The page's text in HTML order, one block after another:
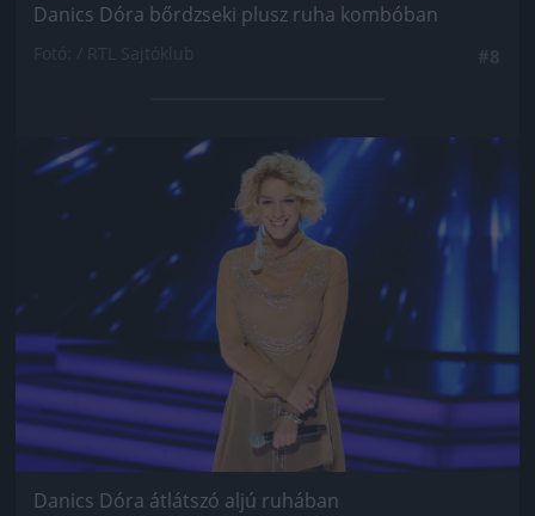
Danics Dóra bőrdzseki plusz ruha kombóban
Jön még kép!
Danics Dóra átlátszó aljú ruhában